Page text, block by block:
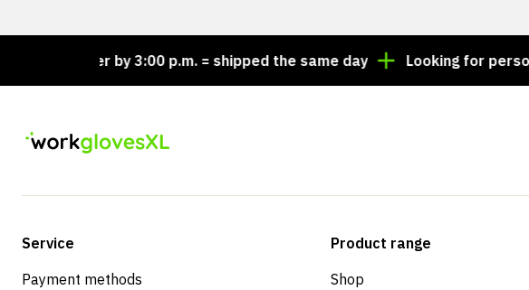
Order by 3:00 p.m. = shipped the same day Looking for
Service
Payment methods
Product range
Shop